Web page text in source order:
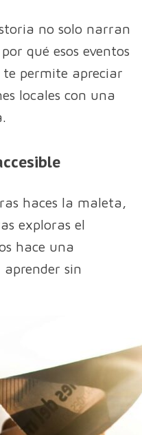
no solo narran
qué esos eventos
permite apreciar
locales con una
haces la maleta,
exploras el
hace una
sin